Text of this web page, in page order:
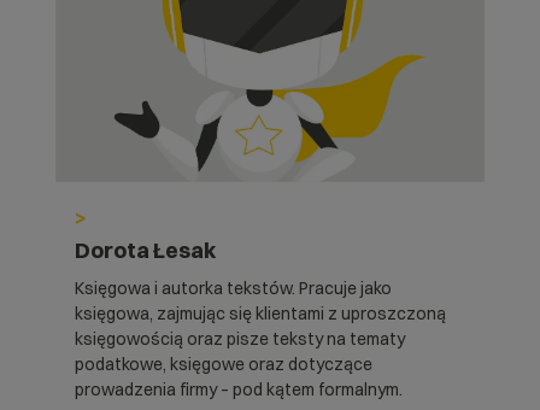
>
Dorota Łesak
Księgowa i autorka tekstów. Pracuje jako
księgowa, zajmując się klientami z uproszczoną
księgowością oraz pisze teksty na tematy
podatkowe, księgowe oraz dotyczące
prowadzenia firmy – pod kątem formalnym.